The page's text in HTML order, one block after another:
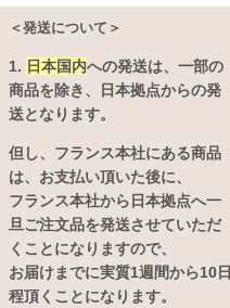
＜発送について＞
1. 日本国内への発送は、 一部の
商品を除き、日本拠点からの発
送となります。
但し、フランス本社にある商品
は、お支払い頂いた後に、
フランス本社から日本拠点へ一
旦ご注文品を発送させていただ
くことになりますので、
お届けまでに実質1週間から10日
程頂くことになります。